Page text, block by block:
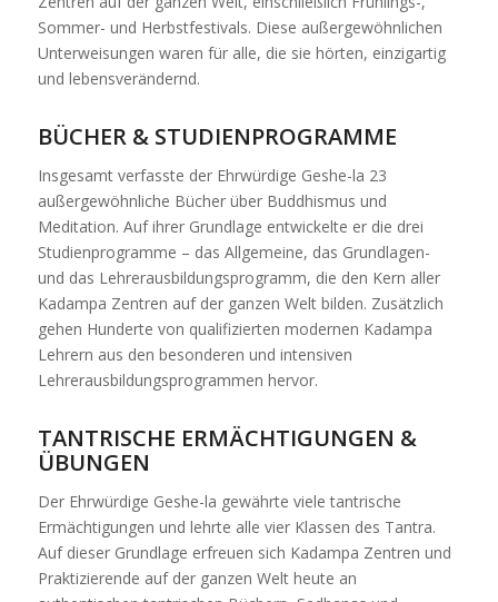
Sommer- und Herbstfestivals. Diese außergewöhnlichen
Unterweisungen waren für alle, die sie hörten, einzigartig
und lebensverändernd.
BÜCHER & STUDIENPROGRAMME
Insgesamt verfasste der Ehrwürdige Geshe-la 23
außergewöhnliche Bücher über Buddhismus und
Meditation. Auf ihrer Grundlage entwickelte er die drei
Studienprogramme – das Allgemeine, das Grundlagen-
und das Lehrerausbildungsprogramm, die den Kern aller
Kadampa Zentren auf der ganzen Welt bilden. Zusätzlich
gehen Hunderte von qualifizierten modernen Kadampa
Lehrern aus den besonderen und intensiven
Lehrerausbildungsprogrammen hervor.
TANTRISCHE ERMÄCHTIGUNGEN &
ÜBUNGEN
Der Ehrwürdige Geshe-la gewährte viele tantrische
Ermächtigungen und lehrte alle vier Klassen des Tantra.
Auf dieser Grundlage erfreuen sich Kadampa Zentren und
Praktizierende auf der ganzen Welt heute an